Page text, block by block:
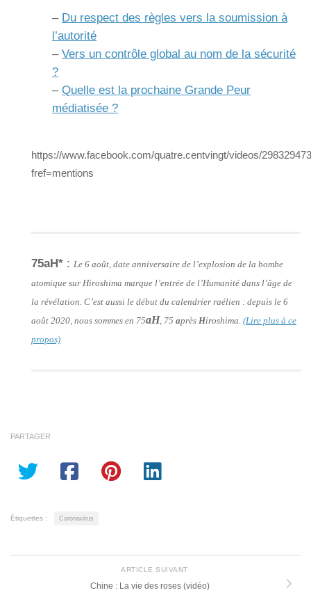
– Du respect des règles vers la soumission à
l’autorité
– Vers un contrôle global au nom de la sécurité
?
– Quelle est la prochaine Grande Peur
médiatisée ?
https://www.facebook.com/quatre.centvingt/videos/
fref=mentions
75aH* : Le 6 août, date anniversaire de l’explosion de la bombe
atomique sur Hiroshima marque l’entrée de l’Humanité dans l’âge de
la révélation. C’est aussi le début du calendrier raélien : depuis le 6
août 2020, nous sommes en 75aH, 75 après Hiroshima. (Lire plus à ce
propos)
PARTAGER
Étiquettes : Coronavirus
ARTICLE SUIVANT
Chine : La vie des roses (vidéo)